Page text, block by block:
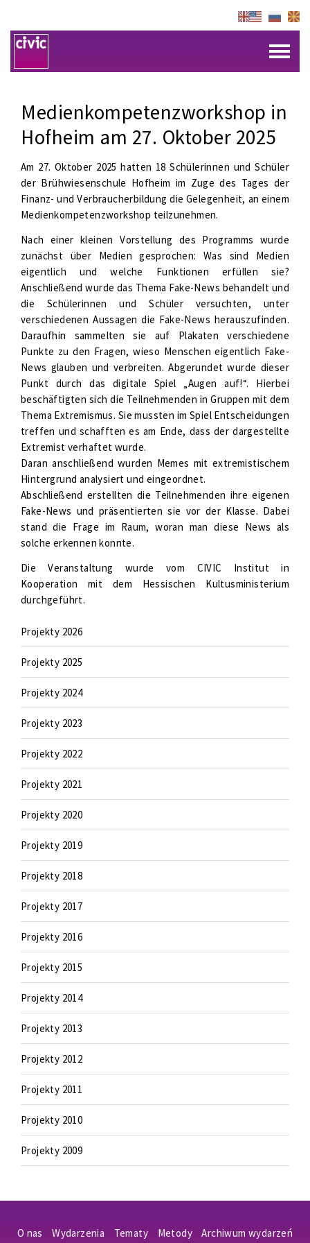
Medienkompetenzworkshop in
Hofheim am 27. Oktober 2025
Am 27. Oktober 2025 hatten 18 Schülerinnen und Schüler
der Brühwiesenschule Hofheim im Zuge des Tages der
Finanz- und Verbraucherbildung die Gelegenheit, an einem
Medienkompetenzworkshop teilzunehmen.
Nach einer kleinen Vorstellung des Programms wurde
zunächst über Medien gesprochen: Was sind Medien
eigentlich und welche Funktionen erfüllen sie?
Anschließend wurde das Thema Fake-News behandelt und
die Schülerinnen und Schüler versuchten, unter
verschiedenen Aussagen die Fake-News herauszufinden.
Daraufhin sammelten sie auf Plakaten verschiedene
Punkte zu den Fragen, wieso Menschen eigentlich Fake-
News glauben und verbreiten. Abgerundet wurde dieser
Punkt durch das digitale Spiel „Augen auf!“. Hierbei
beschäftigten sich die Teilnehmenden in Gruppen mit dem
Thema Extremismus. Sie mussten im Spiel Entscheidungen
treffen und schafften es am Ende, dass der dargestellte
Extremist verhaftet wurde.
Daran anschließend wurden Memes mit extremistischem
Hintergrund analysiert und eingeordnet.
Abschließend erstellten die Teilnehmenden ihre eigenen
Fake-News und präsentierten sie vor der Klasse. Dabei
stand die Frage im Raum, woran man diese News als
solche erkennen konnte.
Die Veranstaltung wurde vom CIVIC Institut in
Kooperation mit dem Hessischen Kultusministerium
durchgeführt.
Projekty 2026
Projekty 2025
Projekty 2024
Projekty 2023
Projekty 2022
Projekty 2021
Projekty 2020
Projekty 2019
Projekty 2018
Projekty 2017
Projekty 2016
Projekty 2015
Projekty 2014
Projekty 2013
Projekty 2012
Projekty 2011
Projekty 2010
Projekty 2009
O nas Wydarzenia Tematy Metody Archiwum wydarzeń